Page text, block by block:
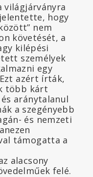
világjárványra
hogy
nem
követését, a
kilépési
személyek
egy
azért írták,
több kárt
aránytalanul
a szegényebb
és nemzeti
támogatta a
alacsony
felé.